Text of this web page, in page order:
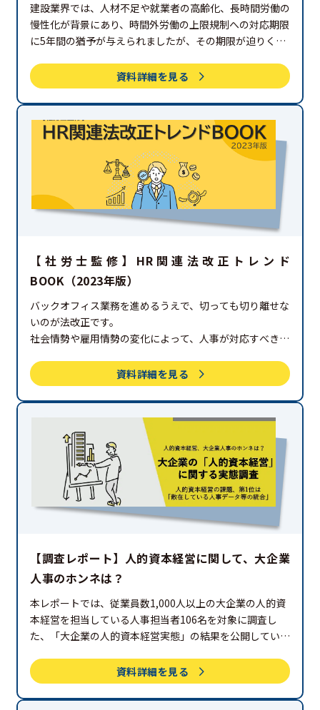
建設業界では、人材不足や就業者の高齢化、長時間労働の
慢性化が背景にあり、時間外労働の上限規制への対応期限
に5年間の猶予が与えられましたが、 その期限が迫りくる
われています。
本資料では、時間外労働の上限規制をはじ
め、2024年に施行される建設業界に関する、法改正につ
いて紹介します。
資料詳細を見る
【社労士監修】HR関連法改正トレンド
BOOK（2023年版）
バックオフィス業務を進めるうえで、切っても切り離せな
いのが法改正です。
社会情勢や雇用情勢の変化によって、人事が対応すべき事
ぜひHR関連の法改正をまるっと把握したい方は、ぜひご
覧ください。
資料詳細を見る
【調査レポート】人的資本経営に関して、大企業
人事のホンネは？
本レポートでは、従業員数1,000人以上の大企業の人的資
本経営を担当している人事担当者106名を対象に調査し
た、「大企業の人的資本経営実態」の結果を公開していま
本経営に取り組む大企業の人事のホンネ」を知ることがで
きるため、ぜひ参考にしてみてください。
資料詳細を見る